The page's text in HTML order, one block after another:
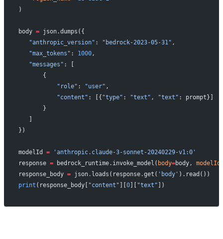
)
body = json.dumps({
   "anthropic_version"
: "bedrock-2023-05-31" ,
   "max_tokens"
: 1000,
   "messages"
: [
       {
           "role"
: "user" ,
           "content"
: [{ "type" : "text" , "text" : prompt}]
       }
   ]
})
modelId = 'anthropic.claude-3-sonnet-20240229-v1:0'
response = bedrock_runtime.invoke_model( body=body, modelId
response_body = json.loads(response.get( 'body' ).read())
print (response_body[ "content" ][0][ "text" ])